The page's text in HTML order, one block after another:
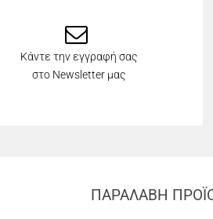
Κάντε την εγγραφή σας
στο Newsletter μας
ΠΑΡΑΛΑΒΗ